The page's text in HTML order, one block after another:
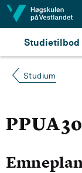
Hopp til innhald
Studietilbod
Studium